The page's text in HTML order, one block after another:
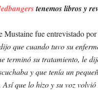
tenemos libros y
Mustaine fue entrevistado
que cuando tuvo su
terminó su tratamiento, le
y que tenía un
Así que lo hizo y su voz